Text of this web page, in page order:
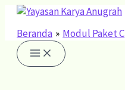
Lewati
konten
Beranda Modul Paket C